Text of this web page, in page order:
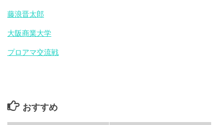
藤浪晋太郎
大阪商業大学
プロアマ交流戦
おすすめ